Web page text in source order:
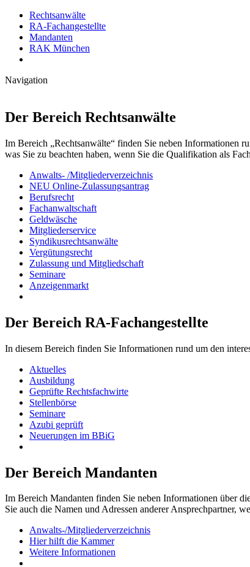
Rechtsanwälte
RA-Fachangestellte
Mandanten
RAK München
Navigation
Der Bereich Rechtsanwälte
Im Bereich „Rechtsanwälte“ finden Sie neben Informationen
was Sie zu beachten haben, wenn Sie die Qualifikation als
Anwalts- /Mitgliederverzeichnis
NEU Online-Zulassungsantrag
Berufsrecht
Fachanwaltschaft
Geldwäsche
Mitgliederservice
Syndikusrechtsanwälte
Vergütungsrecht
Zulassung und Mitgliedschaft
Seminare
Anzeigenmarkt
Der Bereich RA-Fachangestellte
In diesem Bereich finden Sie Informationen rund um den
Aktuelles
Ausbildung
Geprüfte Rechtsfachwirte
Stellenbörse
Seminare
Azubi geprüft
Neuerungen im BBiG
Der Bereich Mandanten
Im Bereich Mandanten finden Sie neben Informationen über
Sie auch die Namen und Adressen anderer Ansprechpartner,
Anwalts-/Mitgliederverzeichnis
Hier hilft die Kammer
Weitere Informationen